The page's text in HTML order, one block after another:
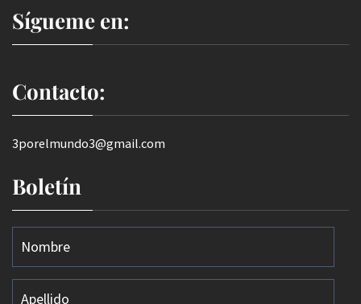
Sígueme en:
Contacto:
3porelmundo3@gmail.com
Boletín